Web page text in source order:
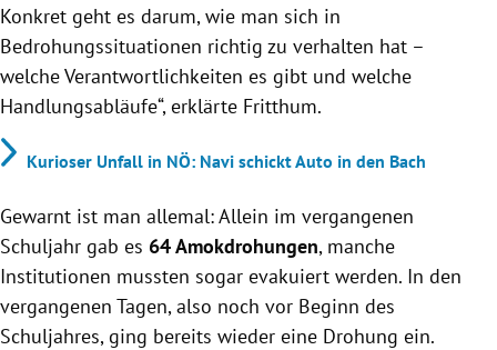
Konkret geht es darum, wie man sich in
Bedrohungssituationen richtig zu verhalten hat –
welche Verantwortlichkeiten es gibt und welche
Handlungsabläufe“, erklärte Fritthum.
Kurioser Unfall in NÖ: Navi schickt Auto in den Bach
Gewarnt ist man allemal: Allein im vergangenen
Schuljahr gab es 64 Amokdrohungen, manche
Institutionen mussten sogar evakuiert werden. In den
vergangenen Tagen, also noch vor Beginn des
Schuljahres, ging bereits wieder eine Drohung ein.